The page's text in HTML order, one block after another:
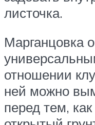
листочка.
Марганцовка
отношении
ней можно
перед тем,